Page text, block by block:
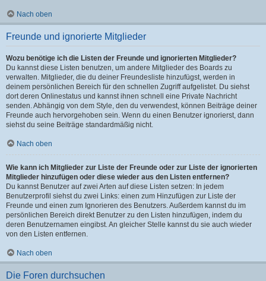
Nach oben
Freunde und ignorierte Mitglieder
Wozu benötige ich die Listen der Freunde und ignorierten Mitglieder?
Du kannst diese Listen benutzen, um andere Mitglieder des Boards zu
verwalten. Mitglieder, die du deiner Freundesliste hinzufügst, werden in
deinem persönlichen Bereich für den schnellen Zugriff aufgelistet. Du siehst
dort deren Onlinestatus und kannst ihnen schnell eine Private Nachricht
senden. Abhängig von dem Style, den du verwendest, können Beiträge deiner
Freunde auch hervorgehoben sein. Wenn du einen Benutzer ignorierst, dann
siehst du seine Beiträge standardmäßig nicht.
Nach oben
Wie kann ich Mitglieder zur Liste der Freunde oder zur Liste der ignorierten
Mitglieder hinzufügen oder diese wieder aus den Listen entfernen?
Du kannst Benutzer auf zwei Arten auf diese Listen setzen: In jedem
Benutzerprofil siehst du zwei Links: einen zum Hinzufügen zur Liste der
Freunde und einen zum Ignorieren des Benutzers. Außerdem kannst du im
persönlichen Bereich direkt Benutzer zu den Listen hinzufügen, indem du
deren Benutzernamen eingibst. An gleicher Stelle kannst du sie auch wieder
von den Listen entfernen.
Nach oben
Die Foren durchsuchen